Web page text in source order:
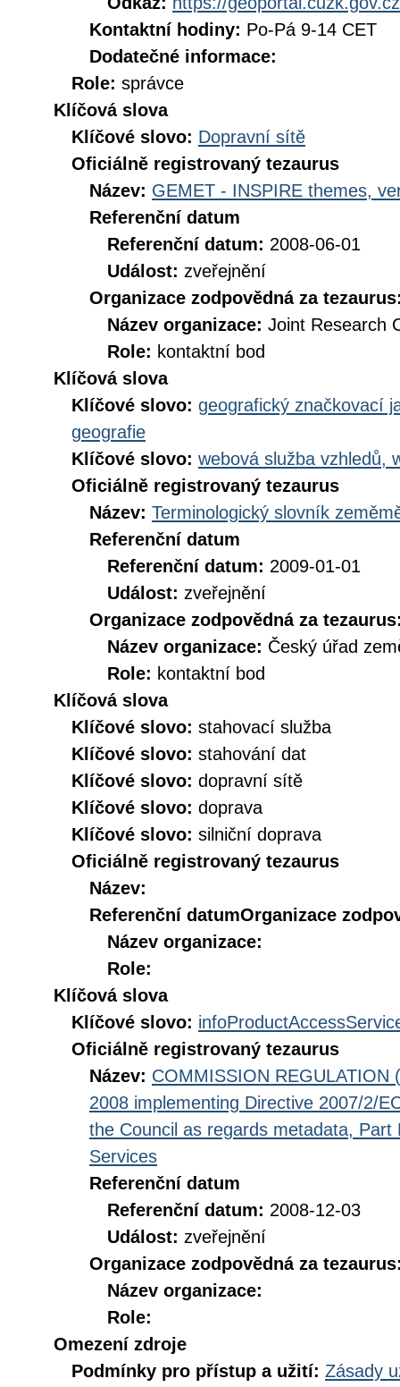
Kontaktní hodiny: Po-Pá 9-14 CET
Dodatečné informace:
Role: správce
Klíčová slova
Klíčové slovo: Dopravní sítě
Oficiálně registrovaný tezaurus
Název: GEMET - INSPIRE themes,
Referenční datum
Referenční datum: 2008-06-01
Událost: zveřejnění
Organizace zodpovědná za
Název organizace: Joint Research
Role: kontaktní bod
Klíčová slova
Klíčové slovo: geografický značkovací
geografie
Klíčové slovo: webová služba vzhledů,
Oficiálně registrovaný tezaurus
Název: Terminologický slovník
Referenční datum
Referenční datum: 2009-01-01
Událost: zveřejnění
Organizace zodpovědná za
Název organizace: Český úřad
Role: kontaktní bod
Klíčová slova
Klíčové slovo: stahovací služba
Klíčové slovo: stahování dat
Klíčové slovo: dopravní sítě
Klíčové slovo: doprava
Klíčové slovo: silniční doprava
Oficiálně registrovaný tezaurus
Název:
Referenční datumOrganizace
Název organizace:
Role:
Klíčová slova
Klíčové slovo:
Oficiálně registrovaný tezaurus
Název: COMMISSION REGULATION
2008 implementing Directive 2007/2/
the Council as regards metadata,
Services
Referenční datum
Referenční datum: 2008-12-03
Událost: zveřejnění
Organizace zodpovědná za
Název organizace:
Role:
Omezení zdroje
Podmínky pro přístup a užití: Zásady